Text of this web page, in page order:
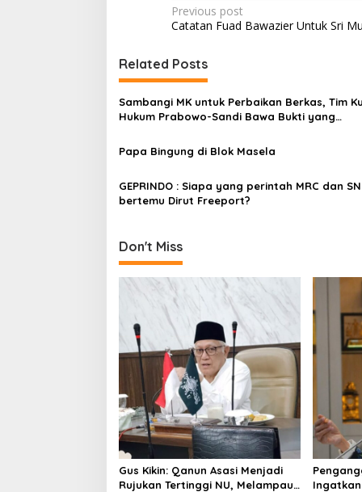
P
o
s
t
n
a
v
g
t
i
o
n
Previous post
Catatan Fuad Bawazier Untuk Sri
Related Posts
Sambangi MK untuk Perbaikan Berkas, Tim
Hukum Prabowo-Sandi Bawa Bukti yang
Papa Bingung di Blok Masela
GEPRINDO : Siapa yang perintah MRC dan SN
bertemu Dirut Freeport?
Don't Miss
Gus Kikin: Qanun Asasi Menjadi
Rujukan Tertinggi NU, Melampaui